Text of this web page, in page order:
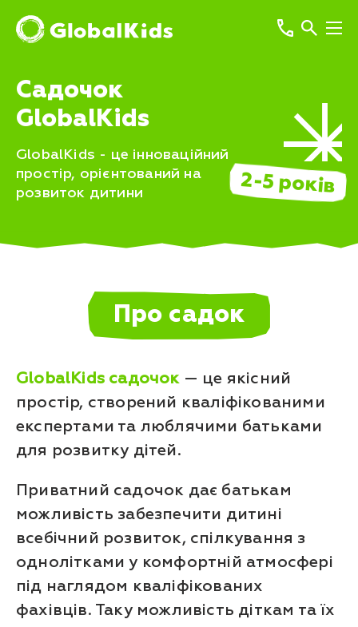
Садочок
GlobalKids
GlobalKids - це інноваційний
простір, орієнтований на
розвиток дитини
2-5 років
Про садок
GlobalKids садочок — це якісний
простір, створений кваліфікованими
експертами та люблячими батьками
для розвитку дітей.
Приватний садочок дає батькам
можливість забезпечити дитині
всебічний розвиток, спілкування з
однолітками у комфортній атмосфері
під наглядом кваліфікованих
фахівців. Таку можливість діткам та їх